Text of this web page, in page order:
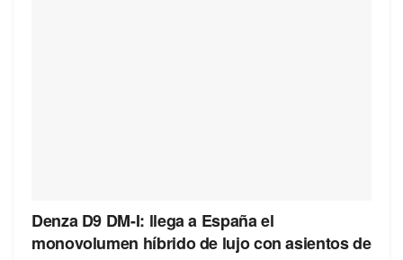
Denza D9 DM-I: llega a España el
monovolumen híbrido de lujo con asientos de